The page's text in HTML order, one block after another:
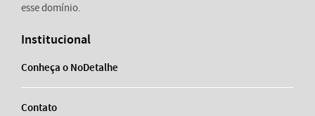
esse domínio.
Institucional
Conheça o NoDetalhe
Contato